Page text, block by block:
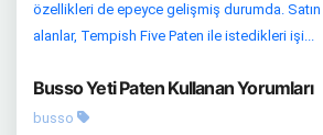
özellikleri de epeyce gelişmiş durumda. Satın
alanlar, Tempish Five Paten ile istedikleri işi...
Busso Yeti Paten Kullanan Yorumları
busso